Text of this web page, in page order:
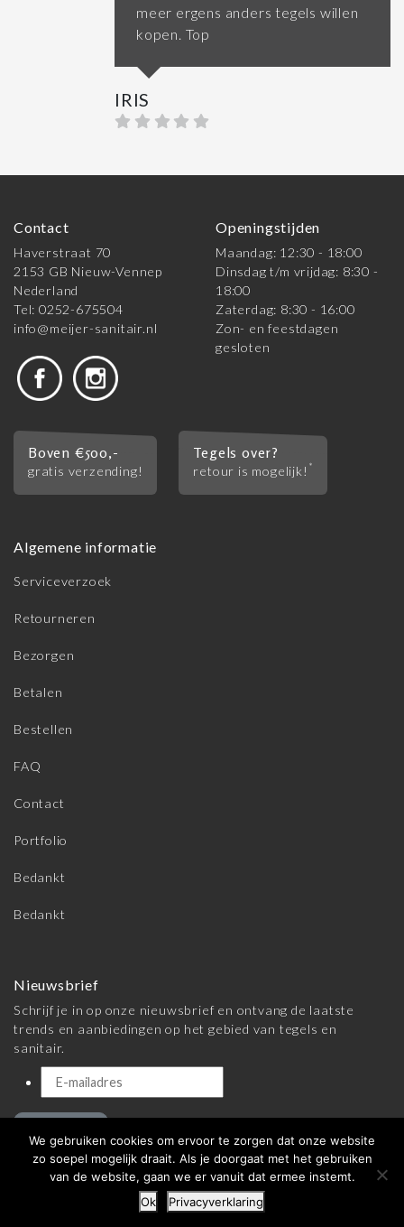
meer ergens anders tegels willen
kopen. Top
IRIS
Contact
Haverstraat 70
2153 GB Nieuw-Vennep
Nederland
Tel: 0252-675504
info@meijer-sanitair.nl
Openingstijden
Maandag: 12:30 - 18:00
Dinsdag t/m vrijdag: 8:30 -
18:00
Zaterdag: 8:30 - 16:00
Zon- en feestdagen
gesloten
Boven €500,-
gratis verzending!
Tegels over?
retour is mogelijk! *
Algemene informatie
Serviceverzoek
Retourneren
Bezorgen
Betalen
Bestellen
FAQ
Contact
Portfolio
Bedankt
Bedankt
Nieuwsbrief
Schrijf je in op onze nieuwsbrief en ontvang de laatste
trends en aanbiedingen op het gebied van tegels en
sanitair.
© 2026 Meijer Tegels & Sanitair |Algemene voorwaarden
We gebruiken cookies om ervoor te zorgen dat onze website
zo soepel mogelijk draait. Als je doorgaat met het gebruiken
van de website, gaan we er vanuit dat ermee instemt.
Ok
Privacyverklaring